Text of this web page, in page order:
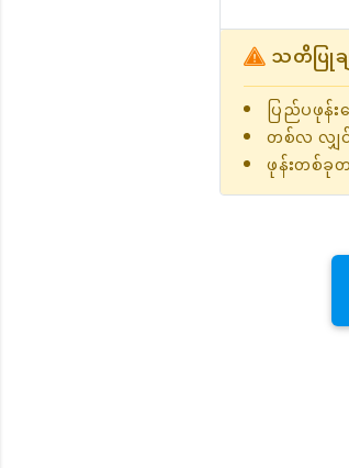
သတိပြု
ပြည်ပဖုန်
တစ်လ လျှင်
ဖုန်းတစ်ခု